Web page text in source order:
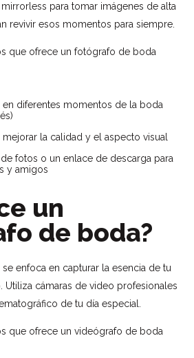
mirrorless para tomar imágenes de alta
revivir esos momentos para siempre.
que ofrece un fotógrafo de boda
en diferentes momentos de la boda
la calidad y el aspecto visual
fotos o un enlace de descarga para
y amigos
un
de boda?
enfoca en capturar la esencia de tu
Utiliza cámaras de video profesionales
de tu día especial.
que ofrece un videógrafo de boda